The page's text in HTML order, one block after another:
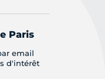
Paris
email
d'intérêt